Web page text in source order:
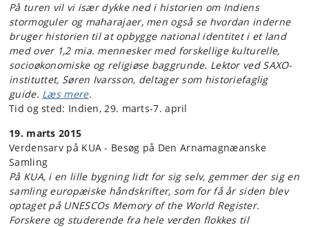
På turen vil vi især dykke ned i historien om Indiens
stormoguler og maharajaer, men også se hvordan inderne
bruger historien til at opbygge national identitet i et land
med over 1,2 mia. mennesker med forskellige kulturelle,
socioøkonomiske og religiøse baggrunde. Lektor ved SAXO-
instituttet, Søren Ivarsson, deltager som historiefaglig
guide. Læs mere.
Tid og sted: Indien, 29. marts-7. april
19. marts 2015
Verdensarv på KUA - Besøg på Den Arnamagnæanske
Samling
På KUA, i en lille bygning lidt for sig selv, gemmer der sig en
samling europæiske håndskrifter, som for få år siden blev
optaget på UNESCOs Memory of the World Register.
Forskere og studerende fra hele verden flokkes til